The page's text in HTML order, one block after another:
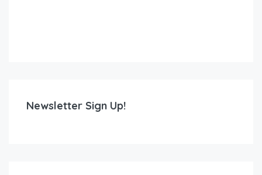
Newsletter Sign Up!